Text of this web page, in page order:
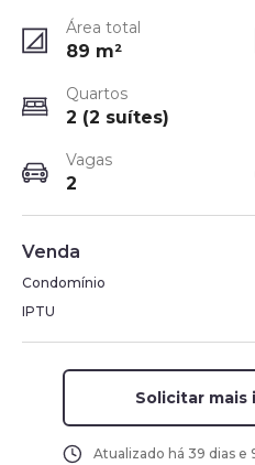
Área total
89 m²
Quartos
2 (2 suítes)
Vagas
2
Venda
Condomínio
IPTU
Solicitar mais
Atualizado há 39 dias e